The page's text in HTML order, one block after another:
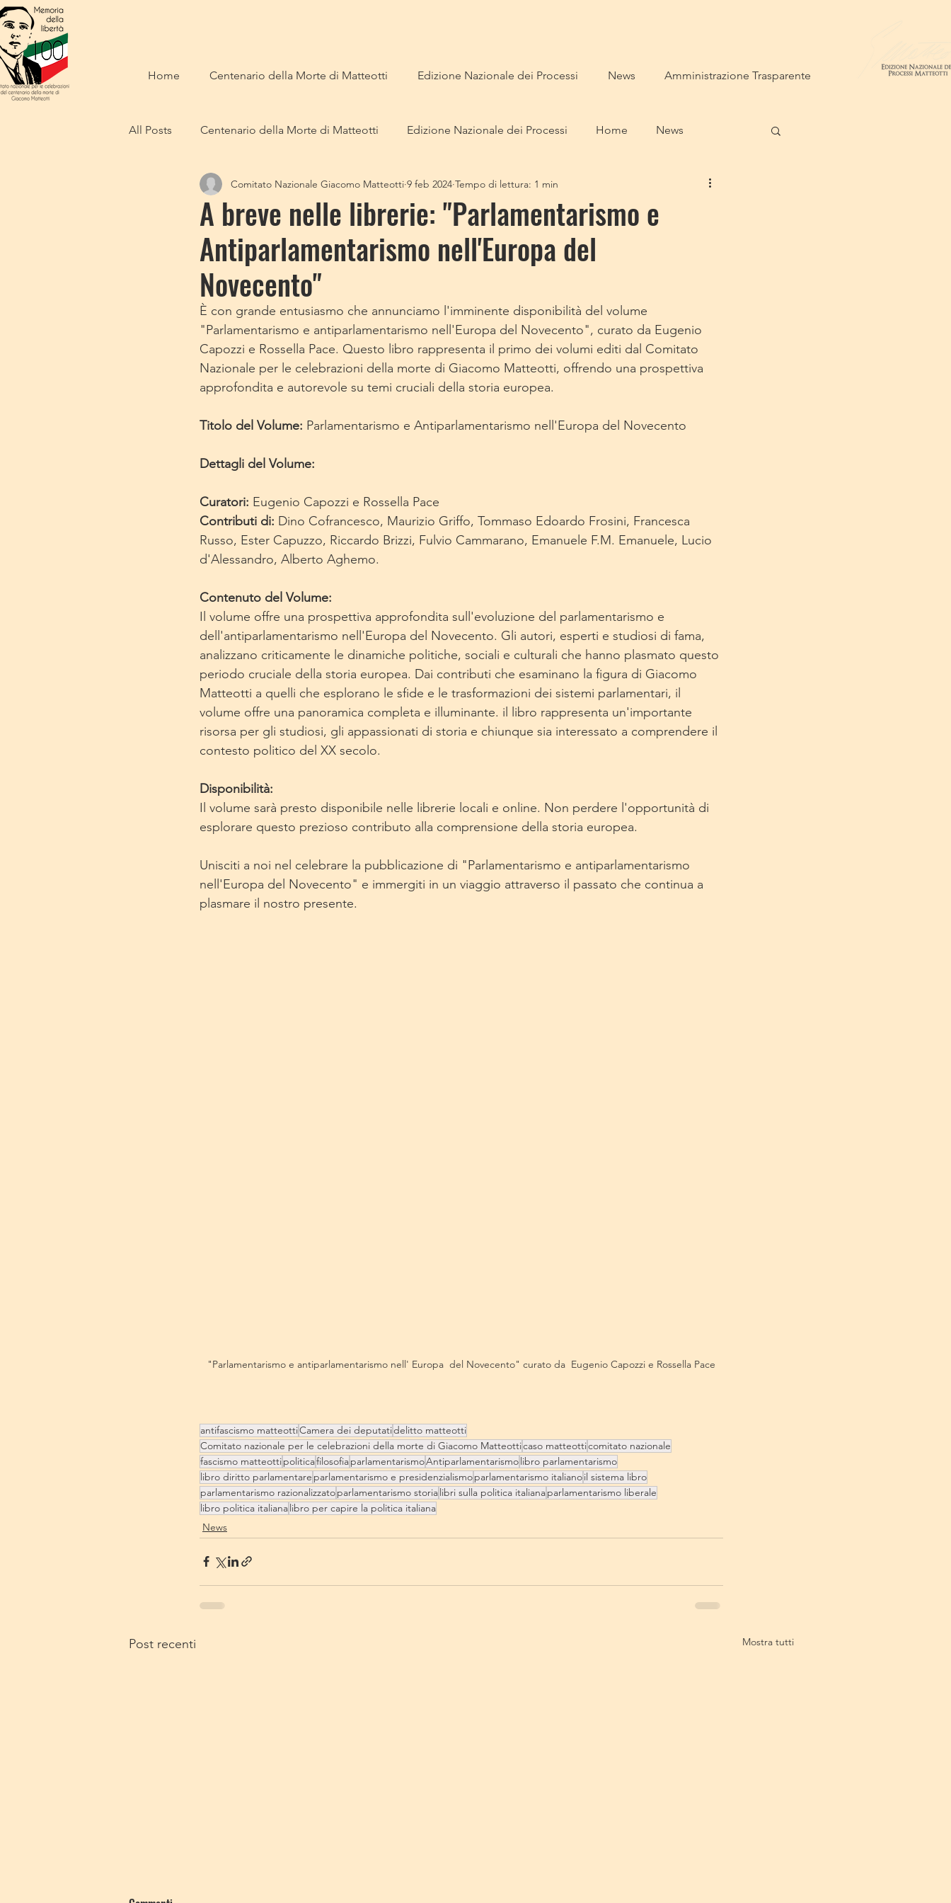
Home Centenario della Morte di Matteotti Edizione Nazionale dei Processi News Amministrazione Trasparente
All Posts Centenario della Morte di Matteotti Edizione Nazionale dei Processi Home News
Eventi patrocinati
A breve nelle librerie: "Parlamentarismo e
Antiparlamentarismo nell'Europa del
Novecento"
Comitato Nazionale Giacomo Matteotti 9 feb 2024 Tempo di lettura: 1 min
È con grande entusiasmo che annunciamo l'imminente disponibilità del volume
"Parlamentarismo e antiparlamentarismo nell'Europa del Novecento", curato da Eugenio
Capozzi e Rossella Pace. Questo libro rappresenta il primo dei volumi editi dal Comitato
Nazionale per le celebrazioni della morte di Giacomo Matteotti, offrendo una prospettiva
approfondita e autorevole su temi cruciali della storia europea.
Titolo del Volume: Parlamentarismo e Antiparlamentarismo nell'Europa del Novecento
Dettagli del Volume:
Curatori: Eugenio Capozzi e Rossella Pace
Contributi di: Dino Cofrancesco, Maurizio Griffo, Tommaso Edoardo Frosini, Francesca
Russo, Ester Capuzzo, Riccardo Brizzi, Fulvio Cammarano, Emanuele F.M. Emanuele, Lucio
d'Alessandro, Alberto Aghemo.
Contenuto del Volume:
Il volume offre una prospettiva approfondita sull'evoluzione del parlamentarismo e
dell'antiparlamentarismo nell'Europa del Novecento. Gli autori, esperti e studiosi di fama,
analizzano criticamente le dinamiche politiche, sociali e culturali che hanno plasmato questo
periodo cruciale della storia europea. Dai contributi che esaminano la figura di Giacomo
Matteotti a quelli che esplorano le sfide e le trasformazioni dei sistemi parlamentari, il
volume offre una panoramica completa e illuminante. il libro rappresenta un'importante
risorsa per gli studiosi, gli appassionati di storia e chiunque sia interessato a comprendere il
contesto politico del XX secolo.
Disponibilità:
Il volume sarà presto disponibile nelle librerie locali e online. Non perdere l'opportunità di
esplorare questo prezioso contributo alla comprensione della storia europea.
Unisciti a noi nel celebrare la pubblicazione di "Parlamentarismo e antiparlamentarismo
nell'Europa del Novecento" e immergiti in un viaggio attraverso il passato che continua a
plasmare il nostro presente.
"Parlamentarismo e antiparlamentarismo nell' Europa  del Novecento" curato da  Eugenio Capozzi e Rossella Pace
antifascismo matteottiCamera dei deputatidelitto matteotti
Comitato nazionale per le celebrazioni della morte di Giacomo Matteotticaso matteotticomitato nazionale
fascismo matteottipoliticafilosofiaparlamentarismoAntiparlamentarismolibro parlamentarismo
libro diritto parlamentare parlamentarismo e presidenzialismoparlamentarismo italianoil sistema libro
parlamentarismo razionalizzatoparlamentarismo storialibri sulla politica italianaparlamentarismo liberale
libro politica italianalibro per capire la politica italiana
News
Post recenti Mostra tutti